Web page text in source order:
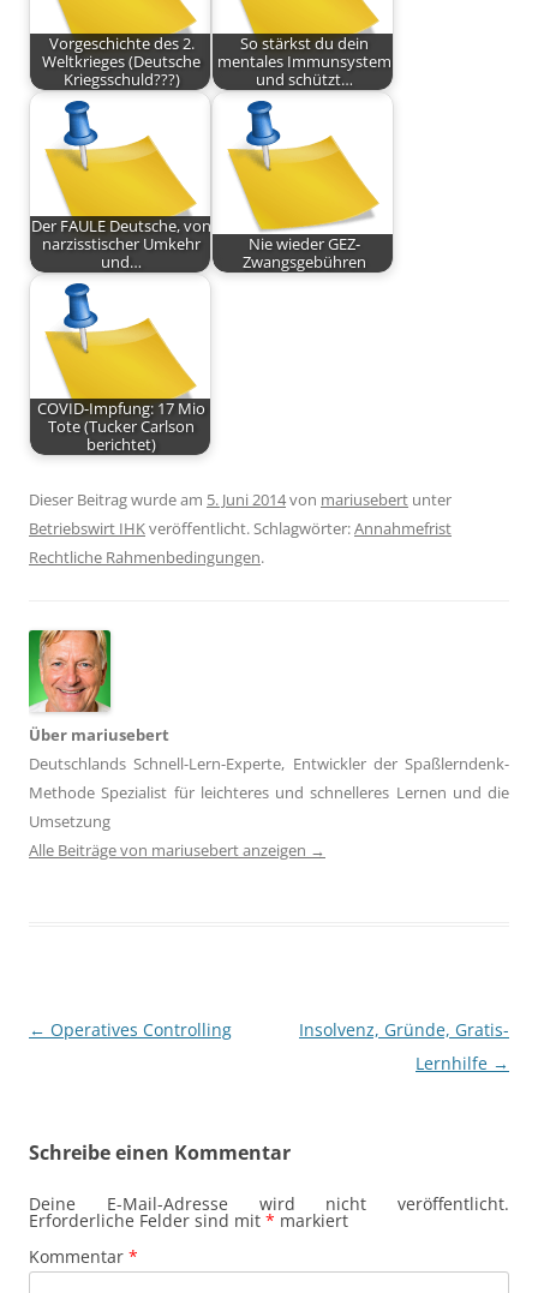
Vorgeschichte des 2.
Weltkrieges (Deutsche
Kriegsschuld???)
So stärkst du dein
mentales Immunsystem
und schützt…
Der FAULE Deutsche, von
narzisstischer Umkehr
und…
Nie wieder GEZ-
Zwangsgebühren
COVID-Impfung: 17 Mio
Tote (Tucker Carlson
berichtet)
Dieser Beitrag wurde am 5. Juni 2014von mariusebert unter
Betriebswirt IHKveröffentlicht. Schlagwörter:Annahmefrist
Rechtliche Rahmenbedingungen.
Über mariusebert
Deutschlands Schnell-Lern-Experte, Entwickler der Spaßlerndenk-
Methode Spezialist für leichteres und schnelleres Lernen und die
Umsetzung
Alle Beiträge von mariusebert anzeigen →
Beitragsnavigation
← Operatives Controlling
Insolvenz, Gründe, Gratis-
Lernhilfe →
Schreibe einen Kommentar
Deine E-Mail-Adresse wird nicht veröffentlicht.
Erforderliche Felder sind mit * markiert
Kommentar *